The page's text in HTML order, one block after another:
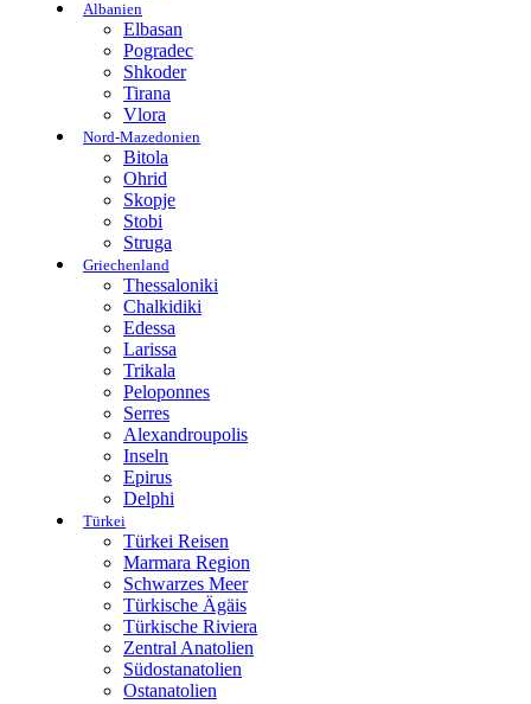
Albanien
Elbasan
Pogradec
Shkoder
Tirana
Vlora
Nord-Mazedonien
Bitola
Ohrid
Skopje
Stobi
Struga
Griechenland
Thessaloniki
Chalkidiki
Edessa
Larissa
Trikala
Peloponnes
Serres
Alexandroupolis
Inseln
Epirus
Delphi
Türkei
Türkei Reisen
Marmara Region
Schwarzes Meer
Türkische Ägäis
Türkische Riviera
Zentral Anatolien
Südostanatolien
Ostanatolien